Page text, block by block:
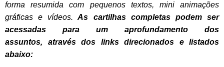
forma resumida com pequenos textos, mini animações
gráficas e vídeos. As cartilhas completas podem ser
acessadas para um aprofundamento dos
assuntos, através dos links direcionados e listados
abaixo: